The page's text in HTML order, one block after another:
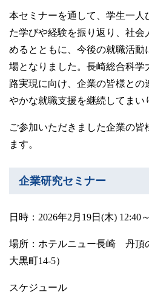
閉じる
本セミナーを通して、学生一人
た学びや経験を振り返り、社
めるとともに、今後の就職活動
場となりました。長崎総合科学
路実現に向け、企業の皆様と
やかな就職支援を継続してまい
ご参加いただきました企業の
ます。
企業研究セミナー
日時：2026年2月19日(木) 12:40
場所：ホテルニュー長崎 丹頂
大黒町14-5）
スケジュール